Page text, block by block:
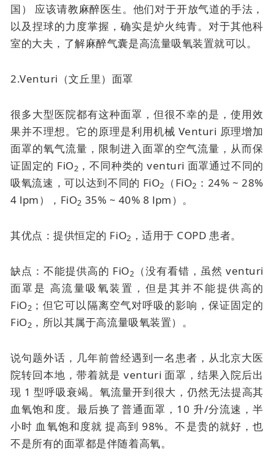
国） 应该请教麻醉医生。他们对于开放气道的手法，
以及捏球的力度掌握，确实是炉火纯青。对于其他科
室的大夫，了解麻醉气囊是高流量吸氧装置就可以。
2.Venturi（文丘里）面罩
很多大型医院都有这种面罩，但很不幸的是，使用效
果并不理想。它的原理是利用机械 Venturi 原理增加
面罩的氧气流量，限制进入面罩的空气流量，从而保
证固定的 FiO2 ，不同种类的 venturi 面罩通过不同的
吸氧流速，可以达到不同的 FiO2 （FiO2 ：24% ~ 28%
4 lpm），FiO2 35% ~ 40% 8 lpm）。
其优点：提供恒定的 FiO2 ，适用于 COPD 患者。
缺点：不能提供高的 FiO2 （没有看错，虽然venturi
面罩是 高流量吸氧装置，但是其并不能提供高的
FiO2 ；但它可以隔离空气对呼吸的影响，保证固定的
FiO2 ，所以其属于高流量吸氧装置）。
说句题外话，几年前曾经遇到一名患者，从北京大医
院转回本地，带着就是venturi 面罩 ，结果入院后出
现 1 型呼吸衰竭。氧流量开到很大，仍然无法提高其
血氧饱和度。最后换了普通面罩，10 升/分流速，半
小时 血氧饱和度就 提高到 98%。不是贵的就好，也
不是所有的面罩都是伴随着高氧。